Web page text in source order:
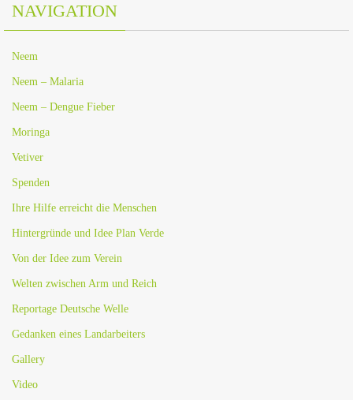
NAVIGATION
Neem
Neem – Malaria
Neem – Dengue Fieber
Moringa
Vetiver
Spenden
Ihre Hilfe erreicht die Menschen
Hintergründe und Idee Plan Verde
Von der Idee zum Verein
Welten zwischen Arm und Reich
Reportage Deutsche Welle
Gedanken eines Landarbeiters
Gallery
Video